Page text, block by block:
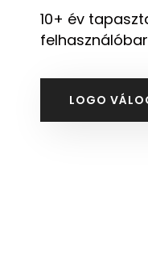
10+ év
LOGO